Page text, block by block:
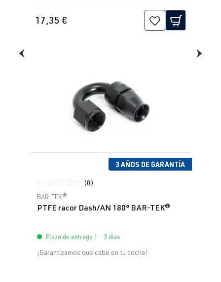
17,35 €
3 AÑOS DE GARANTÍA
Calificación promedio de 0 de 5 estrellas
(0)
BAR-TEK®
PTFE racor Dash/AN 180° BAR-TEK®
Plazo de entrega 1 - 3 días
¡Garantizamos que cabe en tu coche!